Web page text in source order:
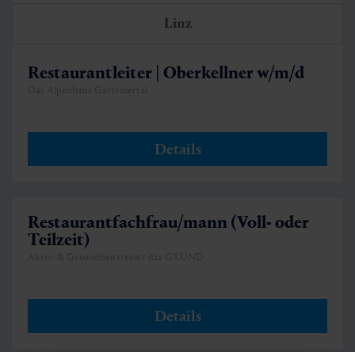
Linz
Restaurantleiter | Oberkellner w/m/d
Details
Restaurantfachfrau/mann (Voll- oder
Teilzeit)
Details